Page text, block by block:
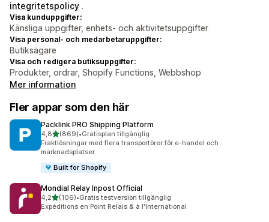
integritetspolicy .
Visa kunduppgifter:
Känsliga uppgifter, enhets- och aktivitetsuppgifter
Visa personal- och medarbetaruppgifter:
Butiksägare
Visa och redigera butiksuppgifter:
Produkter, ordrar, Shopify Functions, Webbshop
Mer information
Fler appar som den här
Packlink PRO Shipping Platform
4,8av 5 stjärnor
(869)
869 recensioner totalt
•Gratisplan tillgänglig
Fraktlösningar med flera transportörer för e-handel och
marknadsplatser
Built for Shopify
Mondial Relay Inpost Official
4,2av 5 stjärnor
(106)
106 recensioner totalt
•Gratis testversion tillgänglig
Expéditions en Point Relais & à l'International